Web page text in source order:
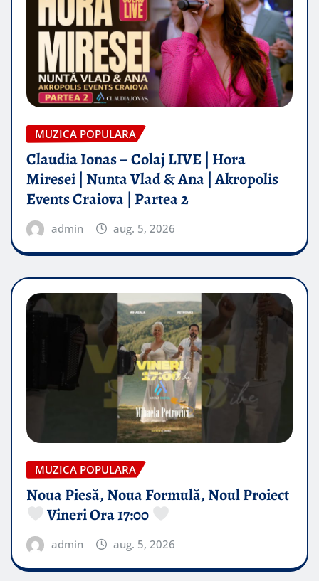
MUZICA POPULARA
Claudia Ionas – Colaj LIVE | Hora
Miresei | Nunta Vlad & Ana | Akropolis
Events Craiova | Partea 2
admin aug. 5, 2026
MUZICA POPULARA
Noua Piesă, Noua Formulă, Noul Proiect
Vineri Ora 17:00
admin aug. 5, 2026